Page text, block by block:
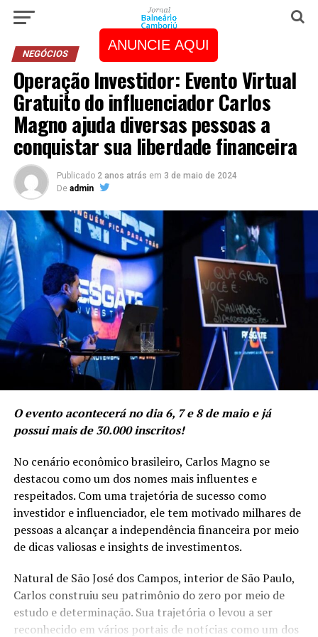
ANUNCIE AQUI
NEGÓCIOS
Operação Investidor: Evento Virtual
Gratuito do influenciador Carlos
Magno ajuda diversas pessoas a
conquistar sua liberdade financeira
Publicado 2 anos atrás em 3 de maio de 2024
De admin
O evento acontecerá no dia 6, 7 e 8 de maio e já
possui mais de 30.000 inscritos!
No cenário econômico brasileiro, Carlos Magno se
destacou como um dos nomes mais influentes e
respeitados. Com uma trajetória de sucesso como
investidor e influenciador, ele tem motivado milhares de
pessoas a alcançar a independência financeira por meio
de dicas valiosas e insights de investimentos.
Natural de São José dos Campos, interior de São Paulo,
Carlos construiu seu patrimônio do zero por meio de
estudo e determinação. Sua trajetória o levou a ser
reconhecido em vários portais de notícias como um dos